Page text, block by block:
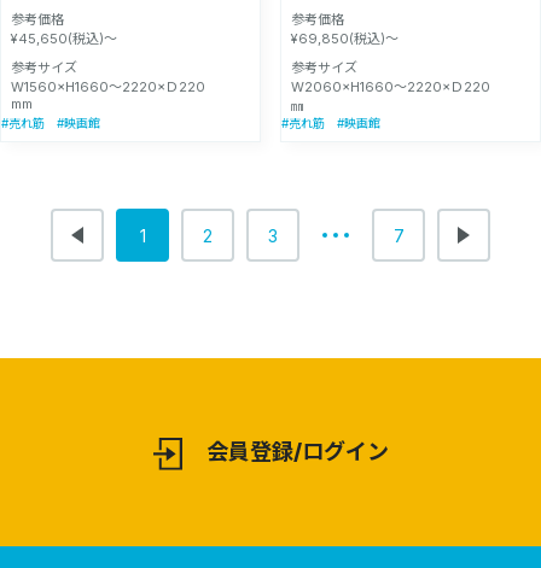
【55337-3B】
参考価格
¥45,650(税込)～
参考サイズ
W1560×H1660〜2220×Ｄ220
mm
#売れ筋 #映画館
【55337-4Ｂ】
参考価格
¥69,850(税込)～
参考サイズ
W2060×H1660〜2220×Ｄ220
㎜
#売れ筋 #映画館
1 2 3 7
会員登録/ログイン